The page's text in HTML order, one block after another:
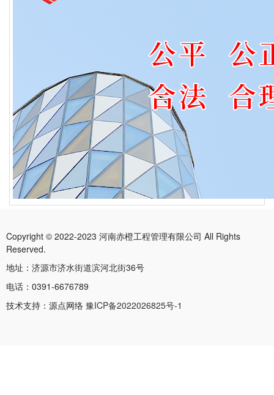
Copyright © 2022-2023 河南赤橙工程管理有限公司 All Rights
Reserved.
地址：济源市济水街道滨河北街36号
电话：0391-6676789
技术支持：源点网络 豫ICP备2022026825号-1